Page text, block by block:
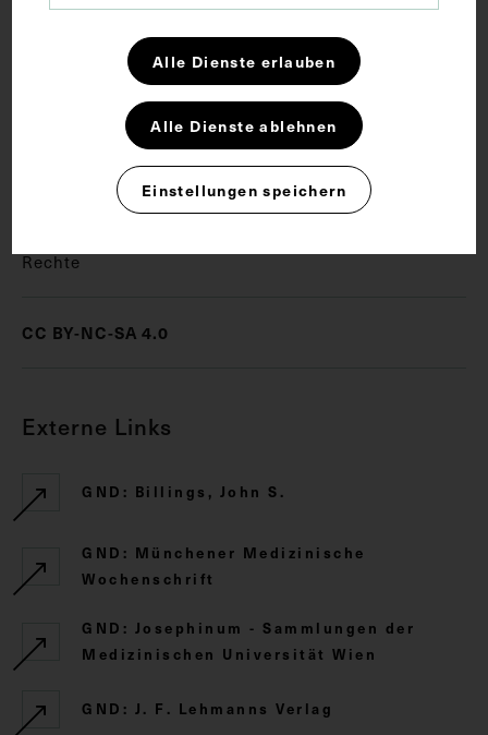
Architektur Bibliothekar Chirurgie
Rechte
CC BY-NC-SA 4.0
Externe Links
GND: Billings, John S.
GND: Münchener Medizinische
Wochenschrift
GND: Josephinum - Sammlungen der
Medizinischen Universität Wien
GND: J. F. Lehmanns Verlag
Alle Dienste erlauben
Alle Dienste ablehnen
Einstellungen speichern